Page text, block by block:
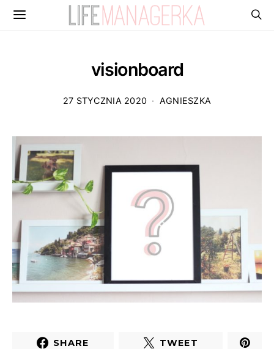
visionboard
27 STYCZNIA 2020 AGNIESZKA
SHARE TWEET